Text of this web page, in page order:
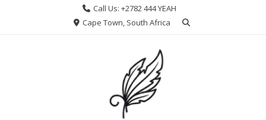
Call Us: +2782 444 YEAH
Cape Town, South Africa